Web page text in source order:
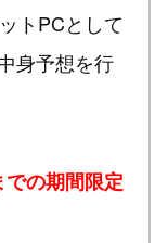
トPCとして
身予想を行
の期間限定